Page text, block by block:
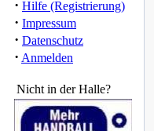
· Hilfe (Registrierung)
· Impressum
· Datenschutz
· Anmelden
Nicht in der Halle?